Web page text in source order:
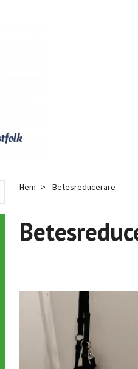
Hem Betesreducerare